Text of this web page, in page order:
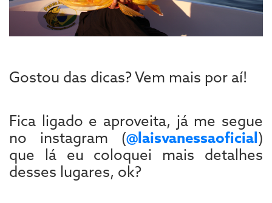
Gostou das dicas? Vem mais por aí!
Fica ligado e aproveita, já me segue
no instagram (@laisvanessaoficial)
que lá eu coloquei mais detalhes
desses lugares, ok?